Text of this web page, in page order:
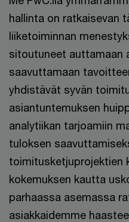
hallinta on ratkaisevan
liiketoiminnan
sitoutuneet auttamaan
saavuttamaan
yhdistävät syvän
asiantuntemuksen
analytiikan tarjoamiin
tuloksen
toimitusketjuprojektien
kokemuksen kautta
parhaassa asemassa
asiakkaidemme